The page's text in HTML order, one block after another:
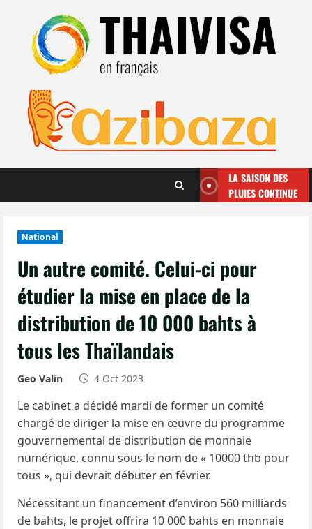
contenu
LA SAISON DES
PLUIES CONTINUE
National
Un autre comité. Celui-ci pour
étudier la mise en place de la
distribution de 10 000 bahts à
tous les Thaïlandais
Geo Valin 4 Oct 2023
Le cabinet a décidé mardi de former un comité
chargé de diriger la mise en œuvre du programme
gouvernemental de distribution de monnaie
numérique, connu sous le nom de « 10000 thb pour
tous », qui devrait débuter en février.
Nécessitant un financement d’environ 560 milliards
de bahts, le projet offrira 10 000 bahts en monnaie